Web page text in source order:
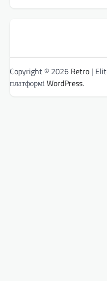
Copyright © 2026 Retro |
платформіWordPress.